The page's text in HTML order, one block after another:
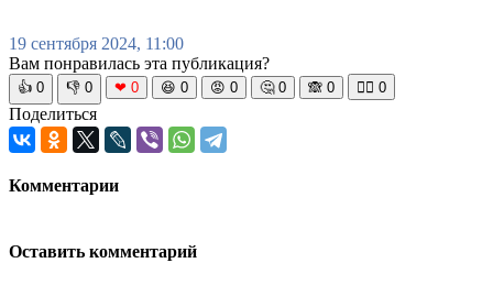
19 сентября 2024, 11:00
Вам понравилась эта публикация?
👍 0 👎 0 ❤ 0 😆 0 😡 0 🤔 0 🙈 0 🧘‍♀️ 0
Поделиться
Комментарии
Оставить комментарий